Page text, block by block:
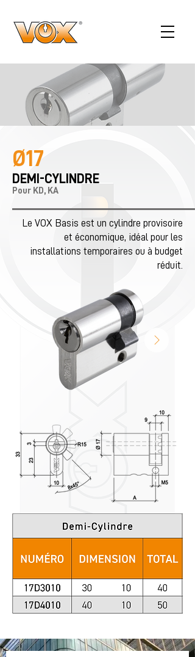
Ø17
DEMI-CYLINDRE
Pour KD, KA
Le VOX Basis est un cylindre provisoire
et économique, idéal pour les
installations temporaires ou à budget
réduit.